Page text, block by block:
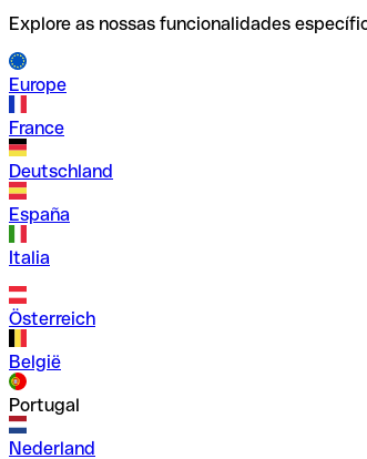
Explore as nossas funcionalidades
Europe
France
Deutschland
España
Italia
Österreich
België
Portugal
Nederland